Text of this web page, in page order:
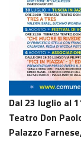
Dal 23 luglio al
Teatro Don
Palazzo